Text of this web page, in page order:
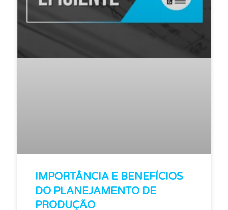
IMPORTÂNCIA E BENEFÍCIOS
DO PLANEJAMENTO DE
PRODUÇÃO